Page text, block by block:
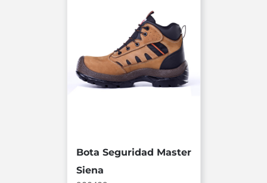
Bota Seguridad Master
Siena